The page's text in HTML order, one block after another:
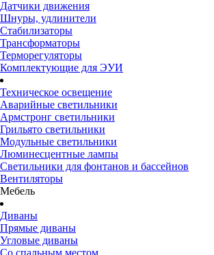
Датчики движения
Шнуры, удлинители
Стабилизаторы
Трансформаторы
Терморегуляторы
Комплектующие для ЭУИ
Техническое освещение
Аварийные светильники
Армстронг светильники
Грильято светильники
Модульные светильники
Люминесцентные лампы
Светильники для фонтанов и бассейнов
Вентиляторы
Мебель
Диваны
Прямые диваны
Угловые диваны
Со спальным местом